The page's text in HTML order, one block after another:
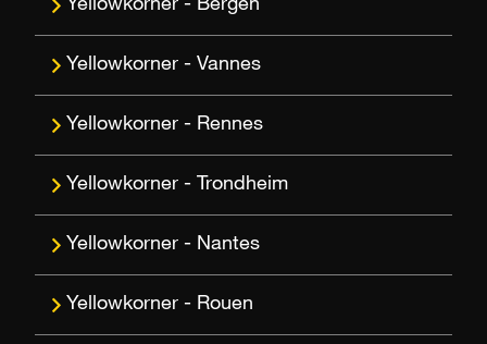
Bergen
Vannes
Rennes
Trondheim
Nantes
Rouen